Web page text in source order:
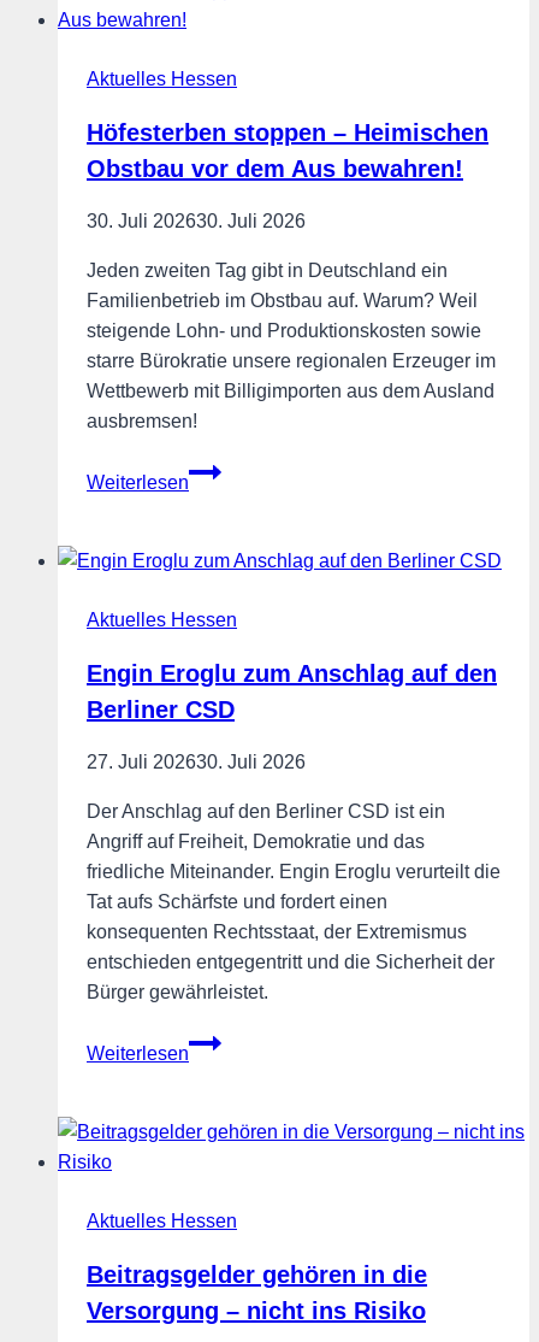
Aktuelles Hessen
Höfesterben stoppen – Heimischen
Obstbau vor dem Aus bewahren!
30. Juli 202630. Juli 2026
Jeden zweiten Tag gibt in Deutschland ein
Familienbetrieb im Obstbau auf. Warum? Weil
steigende Lohn- und Produktionskosten sowie
starre Bürokratie unsere regionalen Erzeuger im
Wettbewerb mit Billigimporten aus dem Ausland
ausbremsen!
Weiterlesen
Höfesterben
Heimischen
vor
Aus
bewahren!
Aktuelles Hessen
Engin Eroglu zum Anschlag auf den
Berliner CSD
27. Juli 202630. Juli 2026
Der Anschlag auf den Berliner CSD ist ein
Angriff auf Freiheit, Demokratie und das
friedliche Miteinander. Engin Eroglu verurteilt die
Tat aufs Schärfste und fordert einen
konsequenten Rechtsstaat, der Extremismus
entschieden entgegentritt und die Sicherheit der
Bürger gewährleistet.
Weiterlesen
Engin
Anschlag
Berliner
Aktuelles Hessen
Beitragsgelder gehören in die
Versorgung – nicht ins Risiko